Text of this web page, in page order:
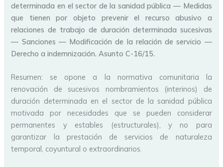
determinada en el sector de la sanidad pública — Medidas
que tienen por objeto prevenir el recurso abusivo a
relaciones de trabajo de duración determinada sucesivas
— Sanciones — Modificación de la relación de servicio —
Derecho a indemnización. Asunto C-16/15.
Resumen: se opone a la normativa comunitaria la
renovación de sucesivos nombramientos (interinos) de
duración determinada en el sector de la sanidad pública
motivada por necesidades que se pueden considerar
permanentes y estables (estructurales), y no para
garantizar la prestación de servicios de naturaleza
temporal, coyuntural o extraordinarios.